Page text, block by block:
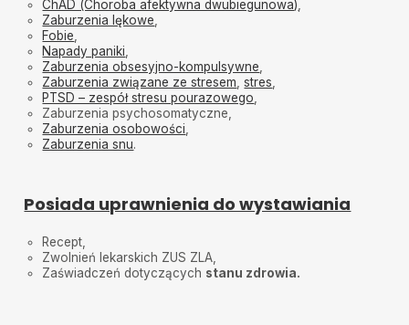
ChAD (Choroba afektywna dwubiegunowa)
Zaburzenia lękowe
Fobie
Napady paniki
Zaburzenia obsesyjno-kompulsywne
Zaburzenia związane ze stresem ,stres
PTSD – zespół stresu pourazowego
Zaburzenia psychosomatyczne,
Zaburzenia osobowości
Zaburzenia snu.
Posiada uprawnienia do wystawiania
Recept,
Zwolnień lekarskich ZUS ZLA,
Zaświadczeń dotyczących stanu zdrowia.